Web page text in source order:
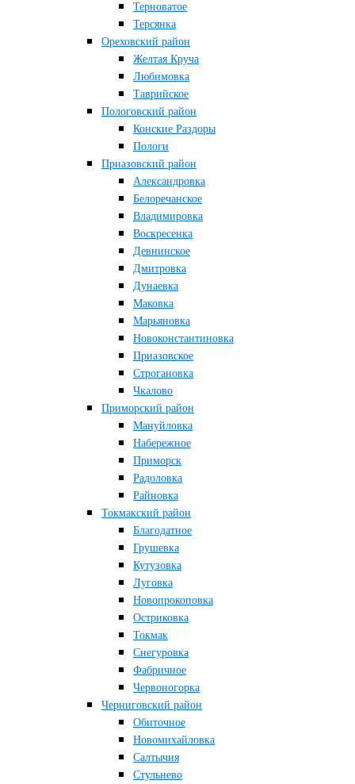
Терноватое
Терсянка
Ореховский район
Желтая Круча
Любимовка
Таврийское
Пологовский район
Конские Раздоры
Пологи
Приазовский район
Александровка
Белоречанское
Владимировка
Воскресенка
Девнинское
Дмитровка
Дунаевка
Маковка
Марьяновка
Новоконстантиновка
Приазовское
Строгановка
Чкалово
Приморский район
Мануйловка
Набережное
Приморск
Радоловка
Райновка
Токмакский район
Благодатное
Грушевка
Кутузовка
Луговка
Новопрокоповка
Остриковка
Токмак
Снегуровка
Фабричное
Червоногорка
Черниговский район
Обиточное
Новомихайловка
Салтычия
Стульнево